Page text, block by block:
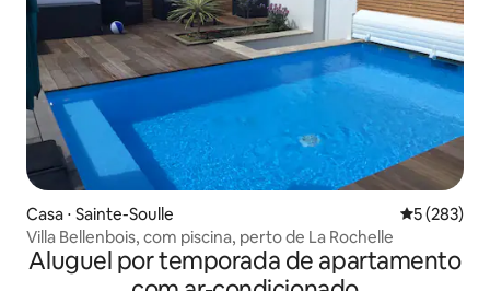
Casa ⋅ Sainte-Soulle 5 de uma
5 (283)
Villa Bellenbois, com piscina, perto de La Rochelle
Aluguel por temporada de apartamento